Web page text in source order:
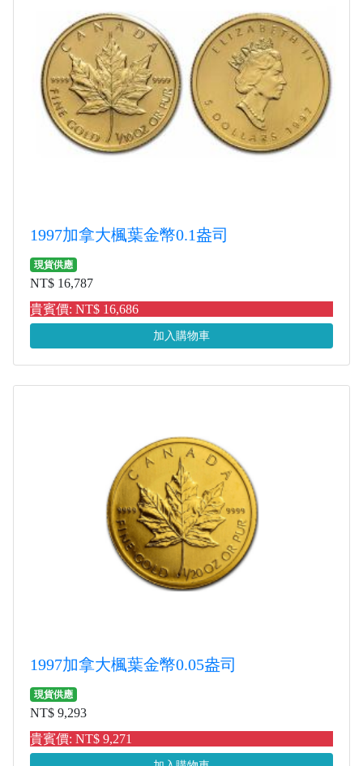
1997加拿大楓葉金幣0.1盎司
現貨供應
NT$ 16,787
貴賓價: NT$ 16,686
加入購物車
1997加拿大楓葉金幣0.05盎司
現貨供應
NT$ 9,293
貴賓價: NT$ 9,271